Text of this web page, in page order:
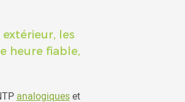
les
heure fiable,
analogiqueset